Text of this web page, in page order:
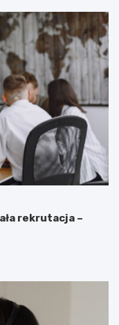
rekrutacja –